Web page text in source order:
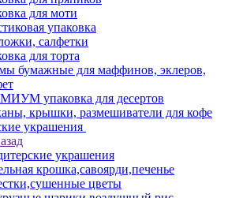
для моти
упаковка
салфетки
для торта
бумажные для маффинов, эклеров,
упаковка для десертов
крышки, размешиватели для кофе
украшения
украшения
крошка,савоярди,печенье
цветы